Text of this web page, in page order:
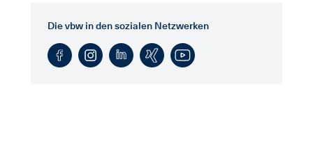
Die vbw in den sozialen Netzwerken